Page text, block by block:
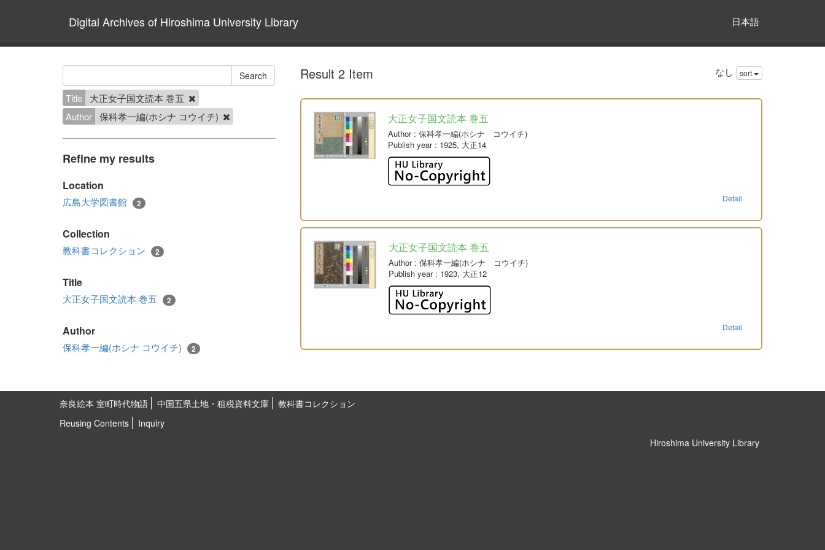
Digital Archives of Hiroshima University Library 日本語
Title
大正女子国文読本 巻五
Author 保科孝一編(ホシナ コウイチ)
Refine my results
Location
広島大学図書館 2
Collection
教科書コレクション 2
Title
大正女子国文読本 巻五 2
Author
保科孝一編(ホシナ コウイチ) 2
Result 2 Item なし sort
大正女子国文読本 巻五
Author: 保科孝一編(ホシナ コウイチ)
Publish year: 1925, 大正14
Detail
大正女子国文読本 巻五
Author: 保科孝一編(ホシナ コウイチ)
Publish year: 1923, 大正12
Detail
奈良絵本 室町時代物語 中国五県土地・租税資料文庫
教科書コレクション
Reusing Contents
Inquiry
Hiroshima University Library